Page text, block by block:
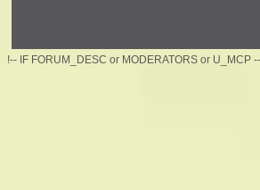
!-- IF FORUM_DESC or MODERATORS or U_MCP